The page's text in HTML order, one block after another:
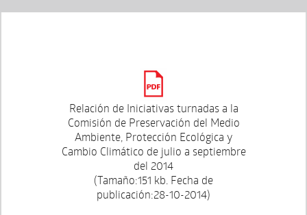
Relación de Iniciativas turnadas a la
Comisión de Preservación del Medio
Ambiente, Protección Ecológica y
Cambio Climático de julio a septiembre
del 2014
(Tamaño:151 kb. Fecha de
publicación:28-10-2014)